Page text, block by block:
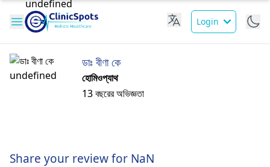
Login
ডাঃ বীণা কে
হোমিওপ্যাথ
13 বছরের অভিজ্ঞতা
Share your review for NaN